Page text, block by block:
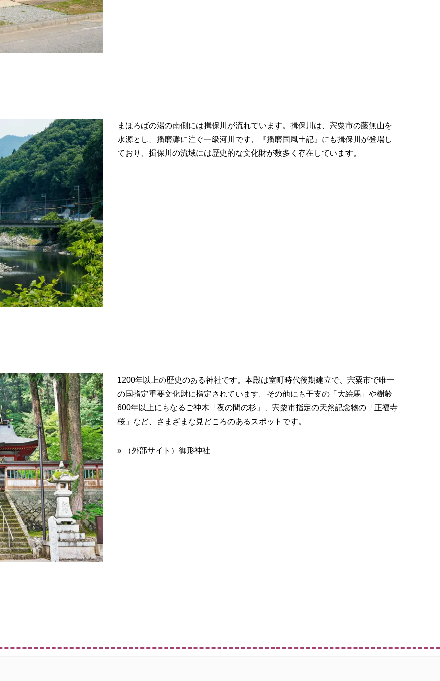
まほろばの湯の南側には揖保川が流れています。揖保川は、宍粟市の藤無山を
水源とし、播磨灘に注ぐ一級河川です。『播磨国風土記』にも揖保川が登場し
ており、揖保川の流域には歴史的な文化財が数多く存在しています。
1200年以上の歴史のある神社です。本殿は室町時代後期建立で、宍粟市で唯一
の国指定重要文化財に指定されています。その他にも干支の「大絵馬」や樹齢
600年以上にもなるご神木「夜の間の杉」、宍粟市指定の天然記念物の「正福寺
桜」など、さまざまな見どころのあるスポットです。
» （外部サイト）御形神社